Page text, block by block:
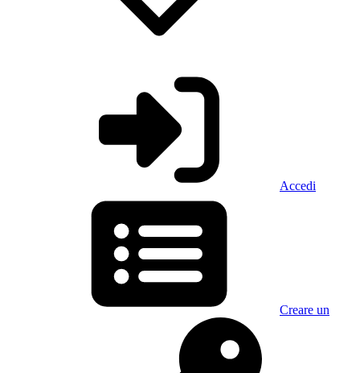
Accedi
Creare un